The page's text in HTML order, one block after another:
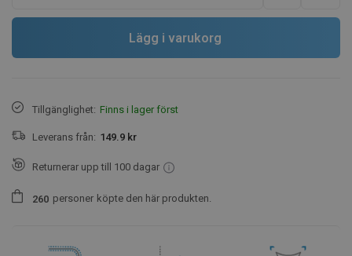
Lägg i varukorg
Tillgänglighet: Finns i lager först
Leverans från: 149.9 kr
Returnerar upp till 100 dagar
260 personer köpte den här produkten.